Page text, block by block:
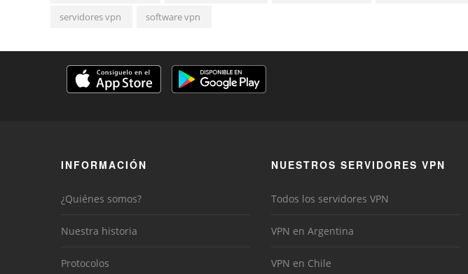
servidores vpn
software vpn
INFORMACIÓN
¿Quiénes somos?
Nuestra historia
Protocolos
NUESTROS SERVIDORES VPN
Todos los servidores VPN
VPN en Argentina
VPN en Chile